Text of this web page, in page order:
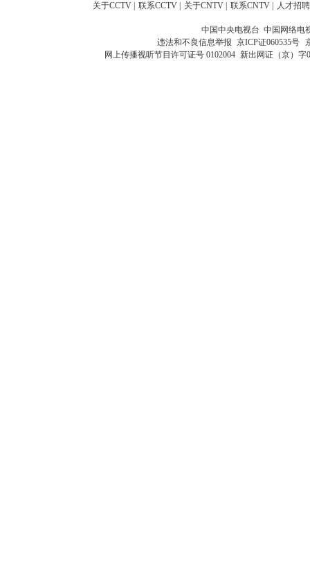
关于CCTV 联系CCTV 关于CNTV 联系CNTV 人才招聘
中国中央电视台 中国网络电
违法和不良信息举报 京ICP证060535号
网上传播视听节目许可证号 0102004 新出网证（京）